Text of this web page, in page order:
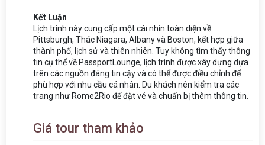
Kết Luận
Lịch trình này cung cấp một cái nhìn toàn diện về
Pittsburgh, Thác Niagara, Albany và Boston, kết hợp giữa
thành phố, lịch sử và thiên nhiên. Tuy không tìm thấy thông
tin cụ thể về PassportLounge, lịch trình được xây dựng dựa
trên các nguồn đáng tin cậy và có thể được điều chỉnh để
phù hợp với nhu cầu cá nhân. Du khách nên kiểm tra các
trang như Rome2Rio để đặt vé và chuẩn bị thêm thông tin.
Giá tour tham khảo